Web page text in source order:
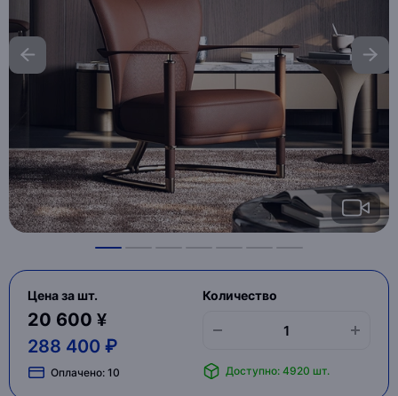
Цена за шт.
20 600 ¥
288 400 ₽
Оплачено: 10
Количество
Доступно: 4920 шт.